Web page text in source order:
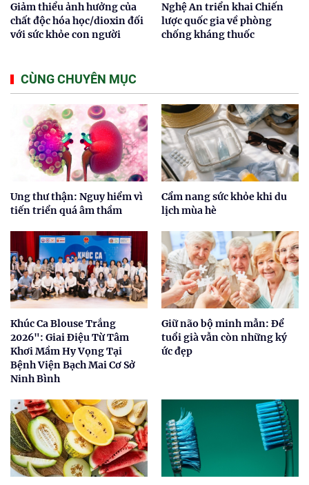
Giảm thiểu ảnh hưởng của
chất độc hóa học/dioxin đối
với sức khỏe con người
Nghệ An triển khai Chiến
lược quốc gia về phòng
chống kháng thuốc
CÙNG CHUYÊN MỤC
Ung thư thận: Nguy hiểm vì
tiến triển quá âm thầm
Cẩm nang sức khỏe khi du
lịch mùa hè
Khúc Ca Blouse Trắng
2026": Giai Điệu Từ Tâm
Khơi Mầm Hy Vọng Tại
Bệnh Viện Bạch Mai Cơ Sở
Ninh Bình
Giữ não bộ minh mẫn: Để
tuổi già vẫn còn những ký
ức đẹp